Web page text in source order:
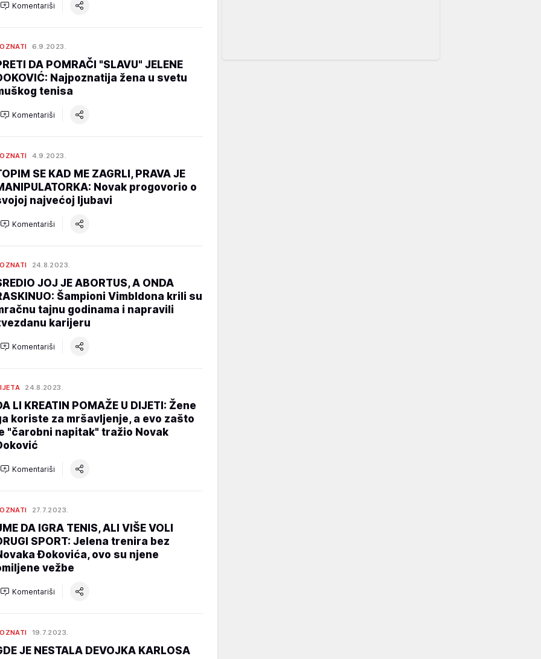
Komentariši
6.9.2023.
DA POMRAČI "SLAVU" JELENE
Najpoznatija žena u svetu
tenisa
Komentariši
4.9.2023.
SE KAD ME ZAGRLI, PRAVA JE
Novak progovorio o
najvećoj ljubavi
Komentariši
24.8.2023.
JOJ JE ABORTUS, A ONDA
Šampioni Vimbldona krili su
tajnu godinama i napravili
karijeru
Komentariši
24.8.2023.
LI KREATIN POMAŽE U DIJETI: Žene
koriste za mršavljenje, a evo zašto
"čarobni napitak" tražio Novak
Komentariši
27.7.2023.
DA IGRA TENIS, ALI VIŠE VOLI
SPORT: Jelena trenira bez
Đokovića, ovo su njene
vežbe
Komentariši
19.7.2023.
JE NESTALA DEVOJKA KARLOSA